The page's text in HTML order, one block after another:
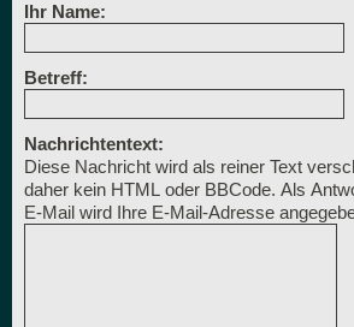
Ihr Name:
Betreff:
Nachrichtentext:
Diese Nachricht wird als reiner Text
daher kein HTML oder BBCode. Als
E-Mail wird Ihre E-Mail-Adresse